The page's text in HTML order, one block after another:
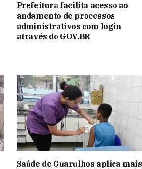
Prefeitura facilita acesso ao
andamento de processos
administrativos com login
através do GOV.BR
Saúde de Guarulhos aplica mais